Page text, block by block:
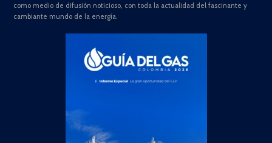
como medio de difusión noticioso, con toda la actualidad del fascinante y
cambiante mundo de la energía.